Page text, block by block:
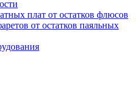
плат от остатков флюсов
от остатков паяльных